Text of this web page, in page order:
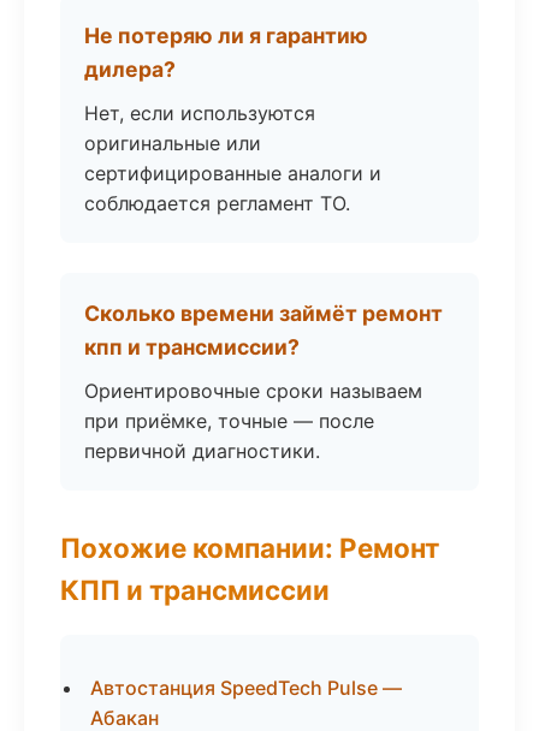
Не потеряю ли я гарантию
дилера?
Нет, если используются
оригинальные или
сертифицированные аналоги и
соблюдается регламент ТО.
Сколько времени займёт ремонт
кпп и трансмиссии?
Ориентировочные сроки называем
при приёмке, точные — после
первичной диагностики.
Похожие компании: Ремонт
КПП и трансмиссии
Автостанция SpeedTech Pulse —
Абакан